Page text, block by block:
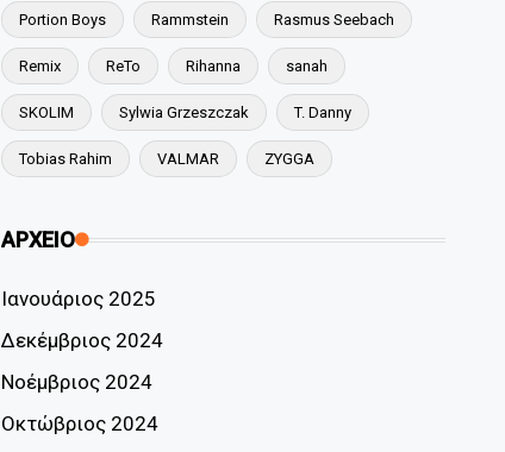
Portion Boys Rammstein Rasmus Seebach
Remix ReTo Rihanna sanah
SKOLIM Sylwia Grzeszczak T. Danny
Tobias Rahim VALMAR ZYGGA
ΑΡΧΕΙΟ
Ιανουάριος 2025
Δεκέμβριος 2024
Νοέμβριος 2024
Οκτώβριος 2024